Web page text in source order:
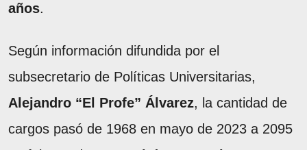
años.
Según información difundida por el
subsecretario de Políticas Universitarias,
Alejandro “El Profe” Álvarez, la cantidad de
cargos pasó de 1968 en mayo de 2023 a 2095